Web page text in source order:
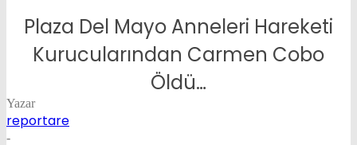
Plaza Del Mayo Anneleri Hareketi
Kurucularından Carmen Cobo
Öldü…
Yazar
reportare
-